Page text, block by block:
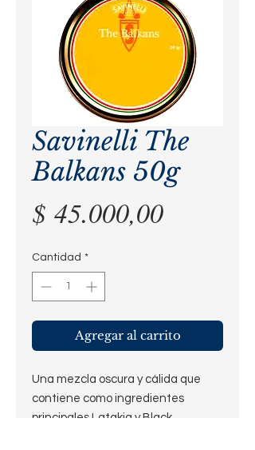
Savinelli The
Balkans 50g
$ 45.000,00Precio
Cantidad *
Agregar al carrito
Una mezcla oscura y cálida que
contiene como ingredientes
principales Latakia y Black